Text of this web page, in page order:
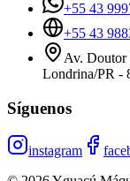
+55 43
+55 43
Av. Doutor
Londrina/PR -
Síguenos
instagram